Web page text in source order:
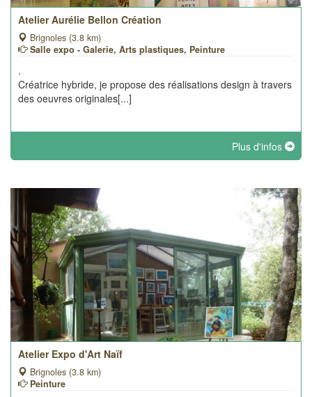
Atelier Aurélie Bellon Création
Brignoles (3.8 km)
Salle expo - Galerie, Arts plastiques, Peinture
.
Créatrice hybride, je propose des réalisations design à travers
des oeuvres originales[...]
Plus d'infos
Atelier Expo d'Art Naïf
Brignoles (3.8 km)
Peinture